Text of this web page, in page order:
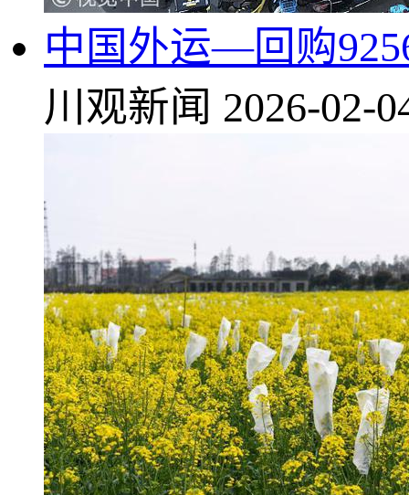
中国外运—回购
川观新闻 2026-02-